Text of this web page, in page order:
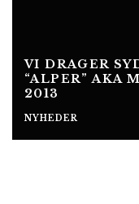
VI DRAGER
“ALPER” AKA
2013
NYHEDER